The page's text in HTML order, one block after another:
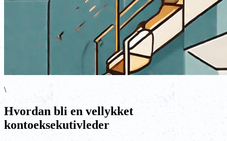
\
Hvordan bli en vellykket
kontoeksekutivleder